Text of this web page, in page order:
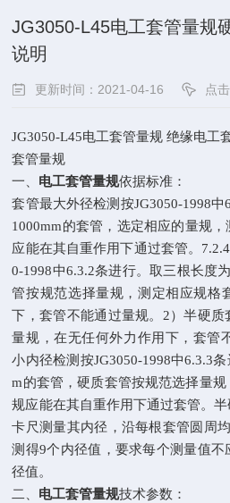
JG3050-L45电工套管量规
说明
更新时间：2021-04-16 点
JG3050-L45电工套管量规 绝缘电工
套管量规
一、 电工套管量规依据标准：
套管最大外径检测按JG3050-1998中
1000mm的套管，选定相应的量规
应能在其自重作用下通过套管。 7.2.4
0-1998中6.3.2条进行。取三根长度为
管按规范选择量规，测定相应规格
下，套管不能通过量规。 2）半硬质
量规，在无任何外力作用下，套管
小内径检测按JG3050-1998中6.3.3条
m的套管，硬质套管按规范选择量
规应能在其自重作用下通过套管。半
卡尺测量其内径，沿每根套管圆周
测得9个内径值，要求每个测量值不
径值。
二、 电工套管量规技术参数：